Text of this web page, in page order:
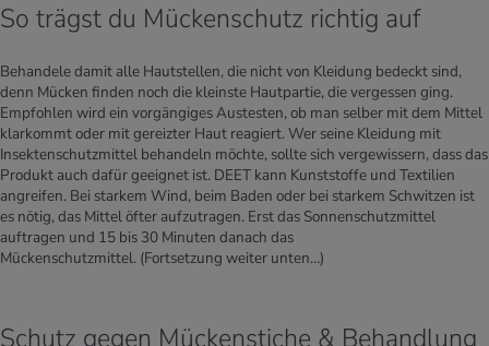
So trägst du Mückenschutz richtig auf
Behandele damit alle Hautstellen, die nicht von Kleidung bedeckt sind,
denn Mücken finden noch die kleinste Hautpartie, die vergessen ging.
Empfohlen wird ein vorgängiges Austesten, ob man selber mit dem Mittel
klarkommt oder mit gereizter Haut reagiert. Wer seine Kleidung mit
Insektenschutzmittel behandeln möchte, sollte sich vergewissern, dass das
Produkt auch dafür geeignet ist. DEET kann Kunststoffe und Textilien
angreifen. Bei starkem Wind, beim Baden oder bei starkem Schwitzen ist
es nötig, das Mittel öfter aufzutragen. Erst das Sonnenschutzmittel
auftragen und 15 bis 30 Minuten danach das
Mückenschutzmittel. (Fortsetzung weiter unten…)
Schutz gegen Mückenstiche & Behandlung